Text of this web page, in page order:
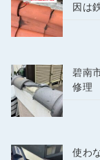
因は
碧南
修理
使わ